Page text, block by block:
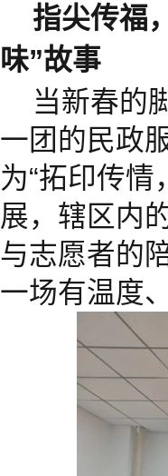
指尖传福
味”故事
当新春的
一团的民政
为“拓印传
展，辖区内
与志愿者的
一场有温度